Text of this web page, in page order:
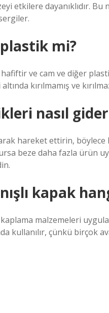
etkilere dayanıklıdır. Bu
mi?
ve cam ve diğer
kırılmamış ve
nasıl
hareket ettirin, böylece
beze daha fazla ürün
kapak
malzemeleri
kullanılır, çünkü birçok